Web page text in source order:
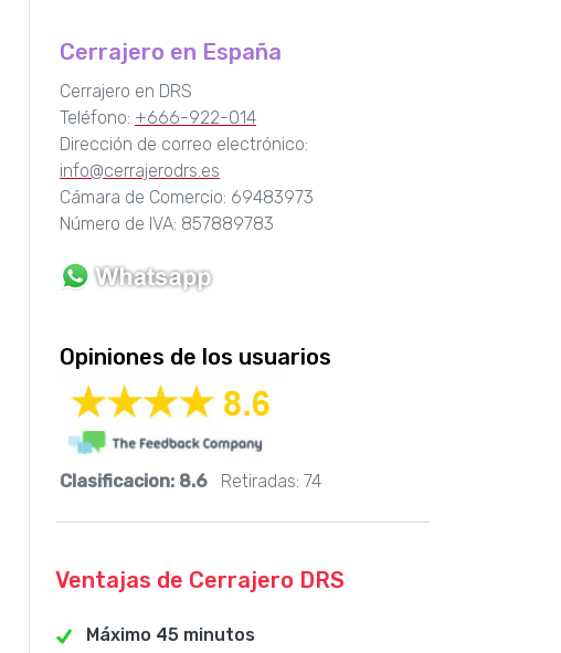
Cerrajero en España
Cerrajero en DRS
Teléfono: +666-922-014
Dirección de correo electrónico:
info@cerrajerodrs.es
Cámara de Comercio: 69483973
Número de IVA: 857889783
Opiniones de los usuarios
Clasificacion: 8.6 Retiradas: 74
Ventajas de Cerrajero DRS
Máximo 45 minutos